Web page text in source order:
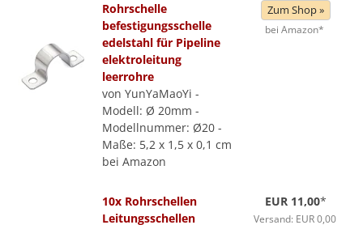
Rohrschelle
befestigungsschelle
edelstahl für Pipeline
elektroleitung
leerrohre
von YunYaMaoYi -
Modell: Ø 20mm -
Modellnummer: Ø20 -
Maße: 5,2 x 1,5 x 0,1 cm
bei Amazon
Zum Shop »
bei Amazon*
10x Rohrschellen
Leitungsschellen
EUR 11,00*
Versand: EUR 0,00